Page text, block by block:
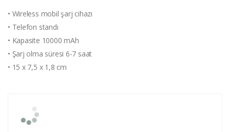
• Wireless mobil şarj cihazı
• Telefon standı
• Kapasite 10000 mAh
• Şarj olma süresi 6-7 saat
• 15 x 7,5 x 1,8 cm